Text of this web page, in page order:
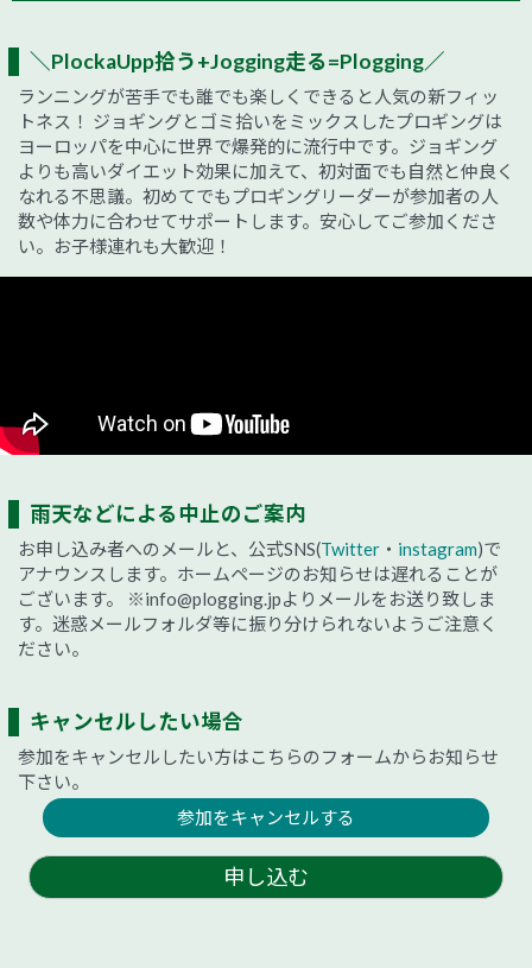
＼PlockaUpp拾う+Jogging走る=Plogging／
ランニングが苦手でも誰でも楽しくできると人気の新フィッ
トネス！ ジョギングとゴミ拾いをミックスしたプロギングは
ヨーロッパを中心に世界で爆発的に流行中です。ジョギング
よりも高いダイエット効果に加えて、初対面でも自然と仲良く
なれる不思議。初めてでもプロギングリーダーが参加者の人
数や体力に合わせてサポートします。安心してご参加くださ
い。お子様連れも大歓迎！
雨天などによる中止のご案内
お申し込み者へのメールと、公式SNS(Twitter ・ instagram)で
アナウンスします。ホームページのお知らせは遅れることが
ございます。
※info@plogging.jpよりメールをお送り致しま
す。迷惑メールフォルダ等に振り分けられないようご注意く
ださい。
キャンセルしたい場合
参加をキャンセルしたい方はこちらのフォームからお知らせ
下さい。
参加をキャンセルする
申し込む